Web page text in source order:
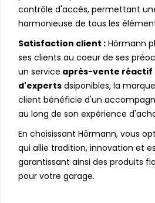
contrôle d'accès, permettant
harmonieuse de tous les
Satisfaction client : Hörmann
ses clients au coeur de ses
un service après-vente réactif
d'experts dsiponibles, la
client bénéficie d'un
au long de son expérience
En choisissant Hörmann, vous
qui allie tradition, innovation et
garantissant ainsi des produits
pour votre garage.